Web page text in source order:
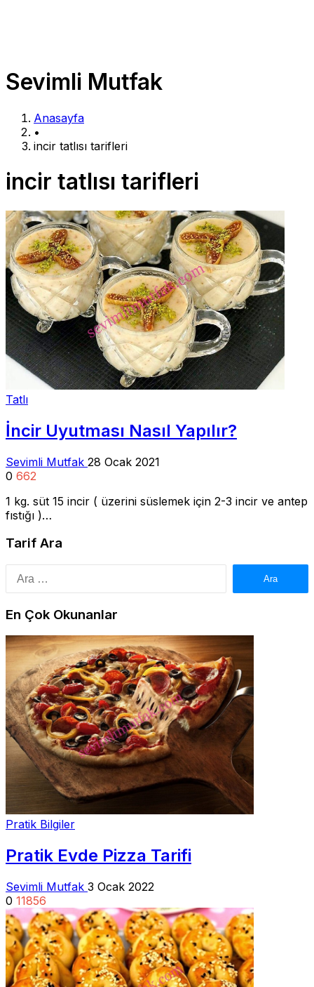
Sevimli Mutfak
Anasayfa
•
incir tatlısı tarifleri
incir tatlısı tarifleri
Tatlı
İncir Uyutması Nasıl Yapılır?
Sevimli Mutfak 28 Ocak 2021
0 662
1 kg. süt 15 incir ( üzerini süslemek için 2-3 incir ve antep
fıstığı )…
Tarif Ara
En Çok Okunanlar
Pratik Bilgiler
Pratik Evde Pizza Tarifi
Sevimli Mutfak 3 Ocak 2022
0 11856